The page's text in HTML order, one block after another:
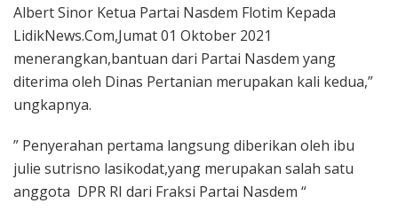
Albert Sinor Ketua Partai Nasdem Flotim Kepada
LidikNews.Com,Jumat 01 Oktober 2021
menerangkan,bantuan dari Partai Nasdem yang
diterima oleh Dinas Pertanian merupakan kali kedua,”
ungkapnya.
” Penyerahan pertama langsung diberikan oleh ibu
julie sutrisno lasikodat,yang merupakan salah satu
anggota DPR RI dari Fraksi Partai Nasdem “